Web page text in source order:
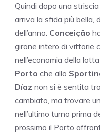
Quindi dopo una
arriva la sfida più bella,
dell’anno. Conceição
girone intero di vittorie
nell’economia della
Porto che allo
Díaz non si è sentita
cambiato, ma trovare
nell’ultimo turno prima
prossimo il Porto